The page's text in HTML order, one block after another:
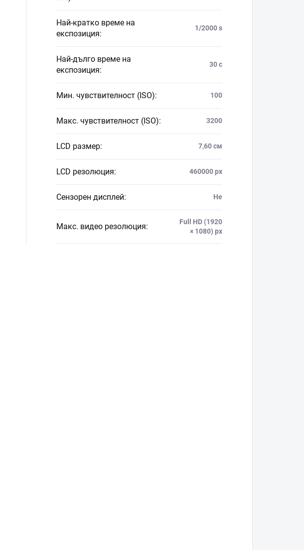
Най-кратко време на
експозиция:
1/2000 s
Най-дълго време на
експозиция:
30 с
Мин. чувствителност (ISO): 100
Макс. чувствителност (ISO): 3200
LCD размер: 7,60 см
LCD резолюция: 460000 px
Сензорен дисплей: Не
Макс. видео резолюция:
Full HD (1920
× 1080) px